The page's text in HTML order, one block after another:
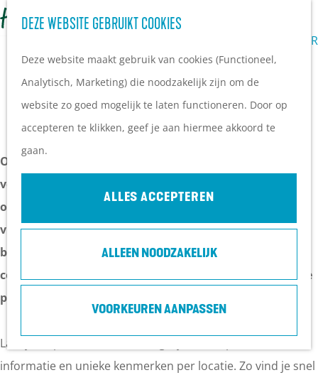
DEZE WEBSITE GEBRUIKT COOKIES
Deze website maakt gebruik van cookies (Functioneel,
Analytisch, Marketing) die noodzakelijk zijn om de
website zo goed mogelijk te laten functioneren. Door op
accepteren te klikken, geef je aan hiermee akkoord te
gaan.
ALLES ACCEPTEREN
ALLEEN NOODZAKELIJK
VOORKEUREN AANPASSEN
G
o
e
g
e
Z
e
k
e
n
e
n
u
BEDRIJFSUITJES
VERGADEREN IN DE NATUUR
DOWNLOAD DE GRATIS LOCATIEGIDS
Op zoek naar een inspirerende plek voor een
vergadering, training, heisessie of meerdaags event? In
onze Locatiegids Utrechtse Heuvelrug & Gelderse Vallei
vind je een zorgvuldig geselecteerd overzicht van
bijzondere locaties midden in het groen. Van sfeervolle
conferentiehotels tot kleinschalige buitenlocaties: elke
plek heeft zijn eigen karakter, faciliteiten en verhaal.
Laat je inspireren door de mogelijkheden, praktische
informatie en unieke kenmerken per locatie. Zo vind je snel